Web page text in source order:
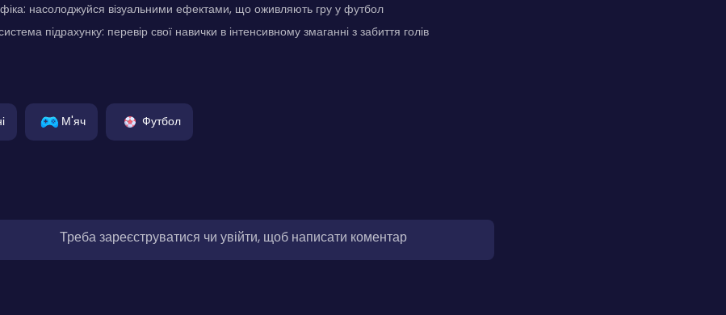
насолоджуйся візуальними ефектами, що оживляють гру у футбол
підрахунку: перевір свої навички в інтенсивному змаганні з забиття голів
М'яч Футбол
Треба зареєструватися чи увійти, щоб написати коментар